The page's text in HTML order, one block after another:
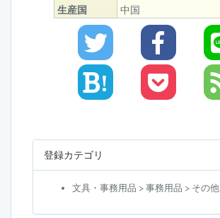
生産国
中国
!
登録カテゴリ
文具・事務用品 > 事務用品 > その他